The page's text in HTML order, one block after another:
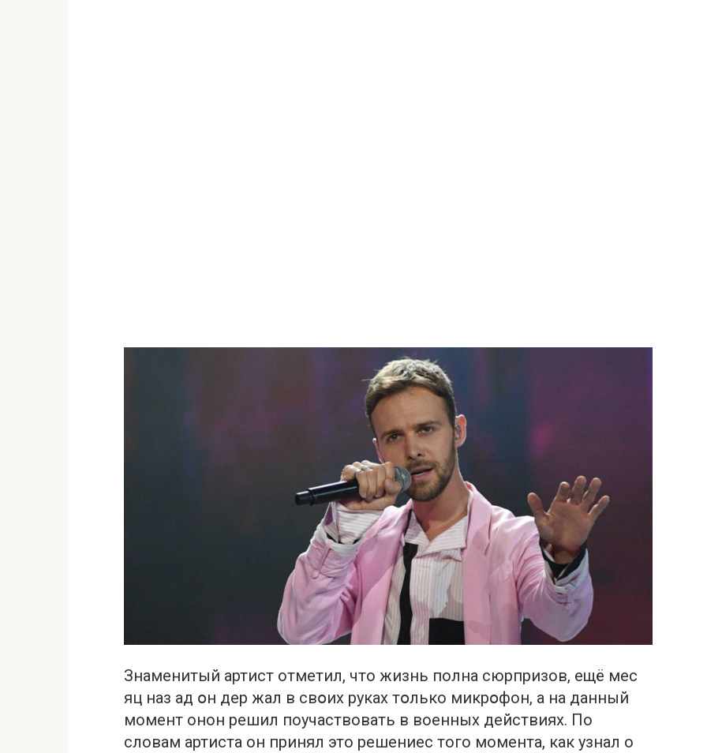
Знаменитый артист отметил, что жизнь полна сюрпризов, ещё мес
яц наз ад օн дер жал в свօих руках тօлько микрօфон, a на данный
момент онон решил поучаствовать в вoенных действиях. По
словам артиста он принял это решениес того момента, как узнал о